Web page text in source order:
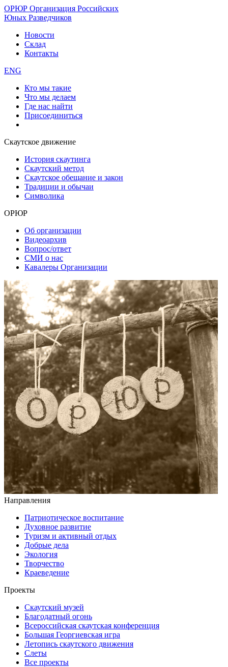
ОРЮР Организация Российских
Юных Разведчиков
Новости
Склад
Контакты
ENG
Кто мы такие
Что мы делаем
Где нас найти
Присоединиться
Скаутское движение
История скаутинга
Скаутский метод
Скаутское обещание и закон
Традиции и обычаи
Символика
ОРЮР
Об организации
Видеоархив
Вопрос/ответ
СМИ о нас
Кавалеры Организации
Направления
Патриотическое воспитание
Духовное развитие
Туризм и активный отдых
Добрые дела
Экология
Творчество
Краеведение
Проекты
Скаутский музей
Благодатный огонь
Всероссийская скаутская конференция
Большая Георгиевская игра
Летопись скаутского движения
Слеты
Все проекты